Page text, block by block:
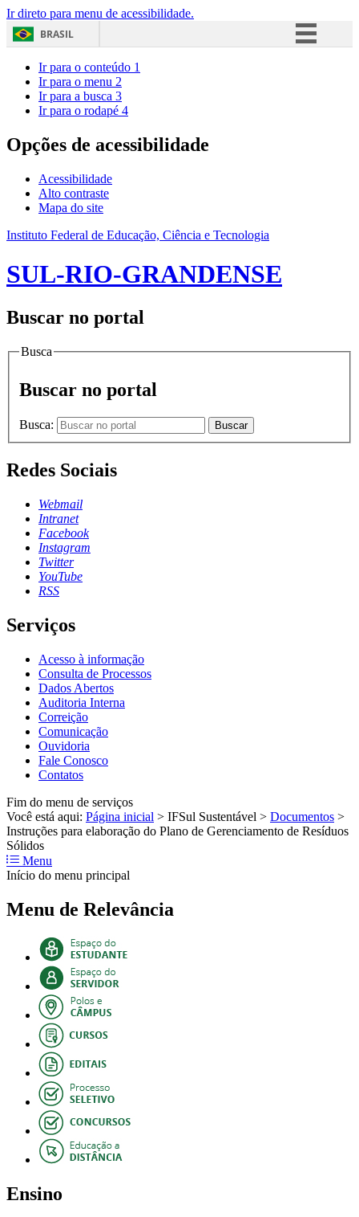
Ir direto para menu de acessibilidade.
BRASIL
Acesso à informação
Ir para o conteúdo 1
Ir para o menu 2
Ir para a busca 3
Ir para o rodapé 4
Opções de acessibilidade
Acessibilidade
Alto contraste
Mapa do site
Instituto Federal de Educação, Ciência e Tecnologia
SUL-RIO-GRANDENSE
Buscar no portal
Busca
Buscar no portal
Busca: Buscar
Redes Sociais
Webmail
Intranet
Facebook
Instagram
Twitter
YouTube
RSS
Serviços
Acesso à informação
Consulta de Processos
Dados Abertos
Auditoria Interna
Correição
Comunicação
Ouvidoria
Fale Conosco
Contatos
Fim do menu de serviços
Você está aqui: Página inicial > IFSul Sustentável > Documentos >
Instruções para elaboração do Plano de Gerenciamento de Resíduos
Sólidos
Menu
Início do menu principal
Menu de Relevância
Ensino